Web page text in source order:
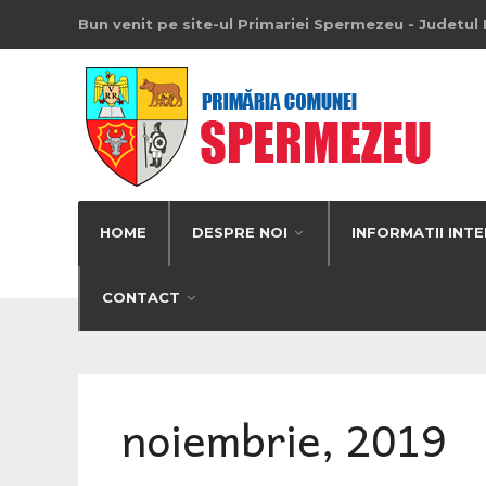
Bun venit pe site-ul Primariei Spermezeu - Judetul
HOME DESPRE NOI INFORMATII
CONTACT
noiembrie, 2019